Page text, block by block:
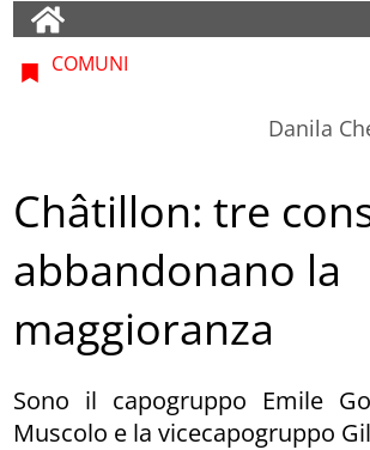
COMUNI
Danila
Châtillon: tre
abbandonano la
maggioranza
Sono il capogruppo Emile
Muscolo e la vicecapogruppo